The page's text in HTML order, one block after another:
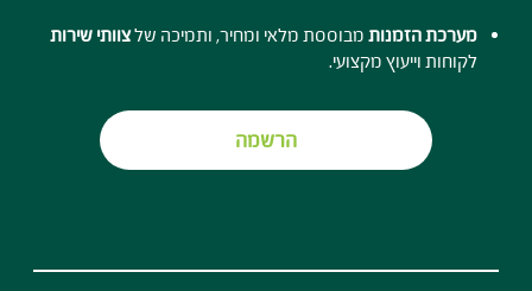
מערכת הזמנות מבוססת מלאי ומחיר, ותמיכה שלצוותי שירות
לקוחות וייעוץ מקצועי.
הרשמה